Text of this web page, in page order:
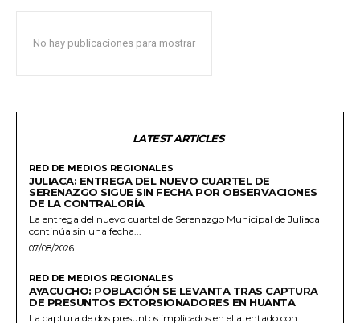
No hay publicaciones para mostrar
LATEST ARTICLES
RED DE MEDIOS REGIONALES
JULIACA: ENTREGA DEL NUEVO CUARTEL DE
SERENAZGO SIGUE SIN FECHA POR OBSERVACIONES
DE LA CONTRALORÍA
La entrega del nuevo cuartel de Serenazgo Municipal de Juliaca
continúa sin una fecha...
07/08/2026
RED DE MEDIOS REGIONALES
AYACUCHO: POBLACIÓN SE LEVANTA TRAS CAPTURA
DE PRESUNTOS EXTORSIONADORES EN HUANTA
La captura de dos presuntos implicados en el atentado con